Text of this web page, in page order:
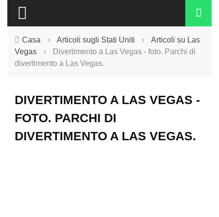
Casa › Articoli sugli Stati Uniti ›
Articoli su Las
Vegas
›
Divertimento a Las Vegas - foto. Parchi di
divertimento a Las Vegas.
DIVERTIMENTO A LAS VEGAS -
FOTO. PARCHI DI
DIVERTIMENTO A LAS VEGAS.